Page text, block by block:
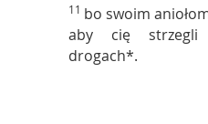
11 bo swoim
aby cię strzegli
drogach*.